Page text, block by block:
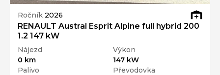
Ročník 2026
RENAULT Austral Esprit Alpine full hybrid 200
1.2 147 kW
Nájezd
0 km
Výkon
147 kW
Palivo
Převodovka